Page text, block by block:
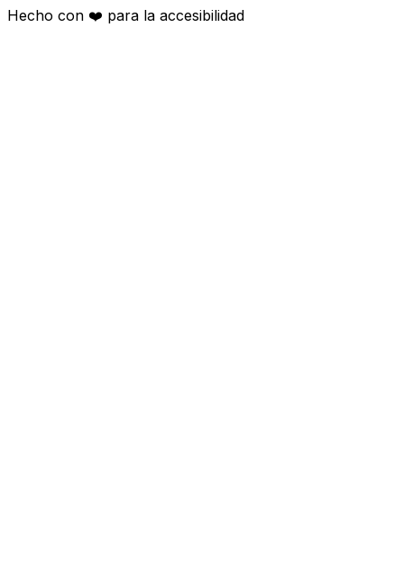
Hecho con ❤️ para la accesibilidad